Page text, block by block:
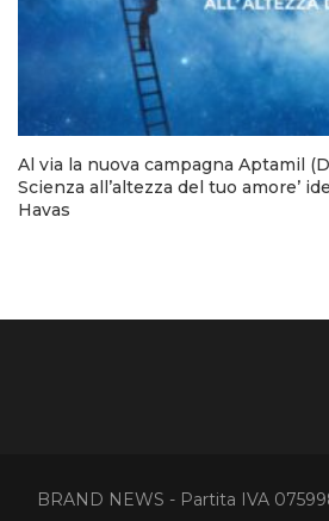
Al via la nuova campagna Aptamil
Scienza all’altezza del tuo amore’
Havas
BRAND NEWS - Partita IVA